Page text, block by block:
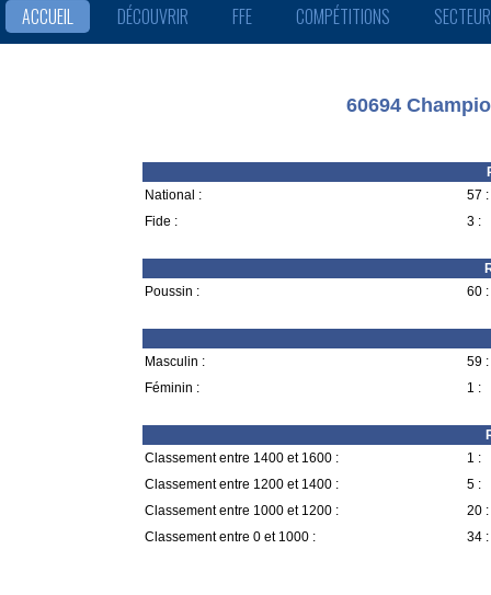
ACCUEIL DÉCOUVRIR FFE COMPÉTITIONS
60694
National :
57 :
Fide :
3 :
Poussin :
60 :
Masculin :
59 :
Féminin :
1 :
Classement entre 1400 et 1600 :
1 :
Classement entre 1200 et 1400 :
5 :
Classement entre 1000 et 1200 :
20 :
Classement entre 0 et 1000 :
34 :